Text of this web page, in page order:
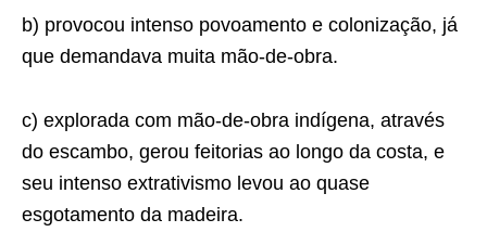
b) provocou intenso povoamento e colonização, já
que demandava muita mão-de-obra.
c) explorada com mão-de-obra indígena, através
do escambo, gerou feitorias ao longo da costa, e
seu intenso extrativismo levou ao quase
esgotamento da madeira.